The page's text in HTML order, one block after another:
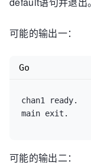
可能的输出一：
chan1 ready.
Go
可能的输出二：